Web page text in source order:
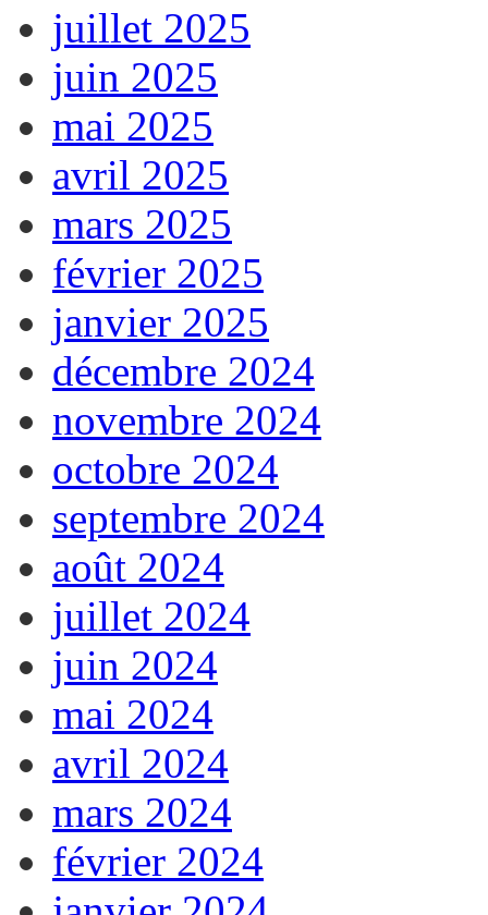
juillet 2025
juin 2025
mai 2025
avril 2025
mars 2025
février 2025
janvier 2025
décembre 2024
novembre 2024
octobre 2024
septembre 2024
août 2024
juillet 2024
juin 2024
mai 2024
avril 2024
mars 2024
février 2024